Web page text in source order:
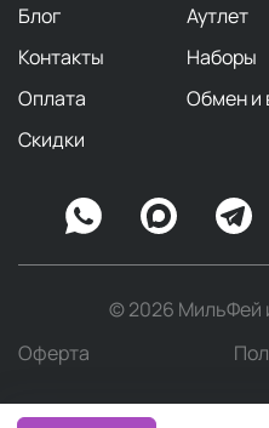
Блог Аутлет
Контакты
Наборы
Оплата
Обмен и
Скидки
© 2026 МильФей
Оферта